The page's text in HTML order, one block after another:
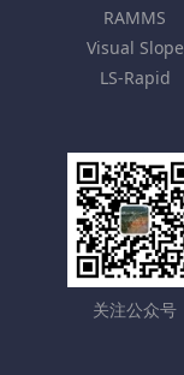
RAMMS
Visual Slope
LS-Rapid
关注公众号